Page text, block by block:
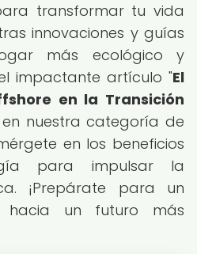
transformar tu vida
innovaciones y guías
más ecológico y
impactante artículo "El
en la Transición
nuestra categoría de
en los beneficios
para impulsar la
¡Prepárate para un
hacia un futuro más